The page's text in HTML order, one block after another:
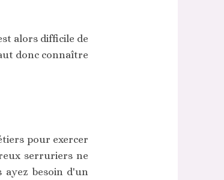
alors difficile de
donc connaître
pour exercer
serruriers ne
ayez besoin d'un